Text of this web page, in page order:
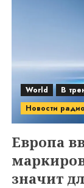
World В
Новости радио
Европа
значит